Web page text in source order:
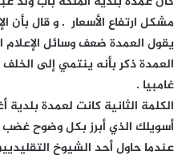
مشكل ارتفاع الأسعار . و قال
يقول العمدة ضعف وسائل الإعلام
العمدة ذكر بأنه ينتمي إلى
غامبيا .
الكلمة الثانية كانت لعمدة
أسويلك الذي أبرز بكل وضوح
عندما حاول أحد الشيوخ